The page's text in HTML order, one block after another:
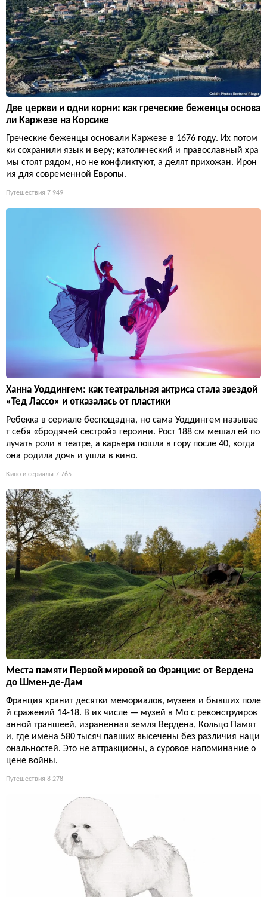
Две церкви и одни корни: как греческие беженцы основа
ли Каржезе на Корсике
Греческие беженцы основали Каржезе в 1676 году. Их потом
ки сохранили язык и веру; католический и православный хра
мы стоят рядом, но не конфликтуют, а делят прихожан. Ирон
ия для современной Европы.
Путешествия 7 949
Ханна Уоддингем: как театральная актриса стала звездой
«Тед Лассо» и отказалась от пластики
Ребекка в сериале беспощадна, но сама Уоддингем называе
т себя «бродячей сестрой» героини. Рост 188 см мешал ей по
лучать роли в театре, а карьера пошла в гору после 40, когда
она родила дочь и ушла в кино.
Кино и сериалы 7 765
Места памяти Первой мировой во Франции: от Вердена
до Шмен-де-Дам
Франция хранит десятки мемориалов, музеев и бывших поле
й сражений 14-18. В их числе — музей в Мо с реконструиров
анной траншеей, израненная земля Вердена, Кольцо Памят
и, где имена 580 тысяч павших высечены без различия наци
ональностей. Это не аттракционы, а суровое напоминание о
цене войны.
Путешествия 8 278